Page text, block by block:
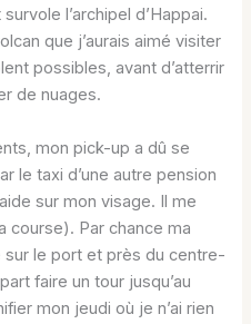
l’archipel d’Happai.
que j’aurais aimé visiter
possibles, avant d’atterrir
de nuages.
mon pick-up a dû se
le taxi d’une autre pension
sur mon visage. Il me
course). Par chance ma
le port et près du centre-
faire un tour jusqu’au
mon jeudi où je n’ai rien